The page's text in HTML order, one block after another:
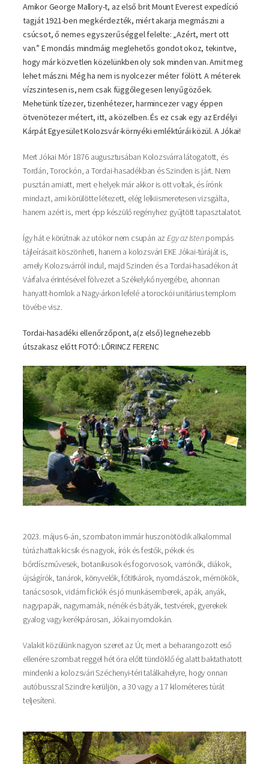
Amikor George Mallory-t, az első brit Mount Everest expedíció
tagját 1921-ben megkérdezték, miért akarja megmászni a
csúcsot, ő nemes egyszerűséggel felelte: „Azért, mert ott
van.” E mondás mindmáig meglehetős gondot okoz, tekintve,
hogy már közvetlen közelünkben oly sok minden van. Amit meg
lehet mászni. Még ha nem is nyolcezer méter fölött. A méterek
vízszintesen is, nem csak függőlegesen lenyűgözőek.
Mehetünk tízezer, tizenhétezer, harmincezer vagy éppen
ötvenötezer métert, itt, a közelben. És ez csak egy az Erdélyi
Kárpát Egyesület Kolozsvár-környéki emléktúrái közül. A Jókai!
Mert Jókai Mór 1876 augusztusában Kolozsvárra látogatott, és
Tordán, Torockón, a Tordai-hasadékban és Szinden is járt. Nem
pusztán amiatt, mert e helyek már akkor is ott voltak, és írónk
mindazt, ami körülötte létezett, elég lelkiismeretesen vizsgálta,
hanem azért is, mert épp készülő regényhez gyűjtött tapasztalatot.
Így hát e körútnak az utókor nem csupán az Egy az Istenpompás
tájleírásait köszönheti, hanem a kolozsvári EKE Jókai-túráját is,
amely Kolozsvárról indul, majd Szinden és a Tordai-hasadékon át
Várfalva érintésével fölvezet a Székelykő nyergébe, ahonnan
hanyatt-homlok a Nagy-árkon lefelé a torockói unitárius templom
tövébe visz.
Tordai-hasadéki ellenőrzőpont, a(z első) legnehezebb
útszakasz előtt FOTÓ: LŐRINCZ FERENC
2023. május 6-án, szombaton immár huszonötödik alkalommal
túrázhattak kicsik és nagyok, írók és festők, pékek és
bőrdíszművesek, botanikusok és fogorvosok, varrónők, diákok,
újságírók, tanárok, könyvelők, főtitkárok, nyomdászok, mérnökök,
tanácsosok, vidám fickók és jó munkásemberek, apák, anyák,
nagypapák, nagymamák, nénék és bátyák, testvérek, gyerekek
gyalog vagy kerékpárosan, Jókai nyomdokán.
Valakit közülünk nagyon szeret az Úr, mert a beharangozott eső
ellenére szombat reggel hét óra előtt tündöklő ég alatt baktathatott
mindenki a kolozsvári Széchenyi-téri találkahelyre, hogy onnan
autóbusszal Szindre kerüljön, a 30 vagy a 17 kilométeres túrát
teljesíteni.